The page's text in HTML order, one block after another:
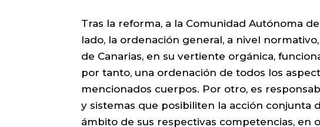
Tras la reforma, a la Comunidad Autónoma
lado, la ordenación general, a nivel
de Canarias, en su vertiente orgánica,
por tanto, una ordenación de todos los
mencionados cuerpos. Por otro, es
y sistemas que posibiliten la acción conjunta
ámbito de sus respectivas competencias, en